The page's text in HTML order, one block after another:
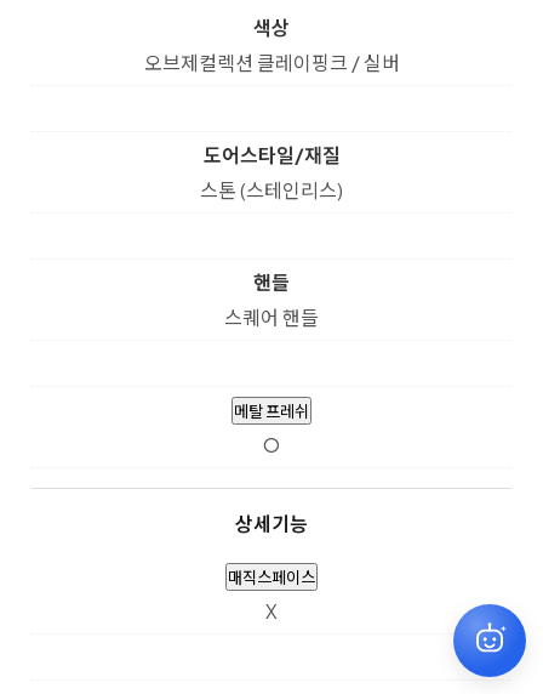
색상
오브제컬렉션 클레이핑크 / 실버
도어스타일/재질
스톤 (스테인리스)
핸들
스퀘어 핸들
메탈 프레쉬
O
상세기능
매직스페이스
X